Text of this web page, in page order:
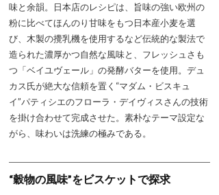
味と余韻。日本店のレシピは、旨味の強い欧州の
粉に比べてほんのり甘味をもつ日本産小麦を選
び、木製の攪乳機を使用するなど伝統的な製法で
造られた濃厚かつ自然な風味と、フレッシュさも
つ「ベイユヴェール」の発酵バターを使用。デュ
カス氏が絶大な信頼を置く“マダム・ビスキュ
イ”パティシエのフローラ・デイヴィスさんの技術
を掛け合わせて完成させた。素朴なテーマ設定な
がら、味わいは洗練の極みである。
“穀物の風味”をビスケットで探求